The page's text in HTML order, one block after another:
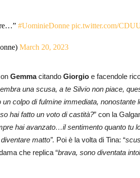
#UominieDonne pic.twitter.com/
March 20, 2023
Gemmacitando Giorgio e facendole
una scusa, a te Silvio non piace,
un colpo di fulmine immediata, nonostante
hai fatto un voto di castità?” con la
hai avanzato…il sentimento quanto tu
matto”. Poi è la volta di Tina: “
che replica “brava, sono diventata